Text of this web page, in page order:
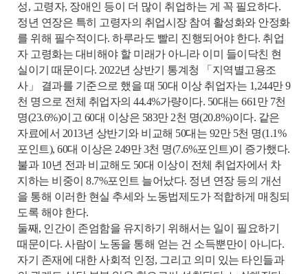
성, 고령자, 장애인 등이 더 많이 취업하는 게 꼭 필요하다.
정년 연장은 특히 고령자의 취업시장 참여 활성화와 안정화
를 위해 필수적이다. 하루라도 빨리 진행되어야 한다. 취업
자 고령화는 대비해야 할 미래가 아니라 이미 들이닥친 현
실이기 때문이다. 2022년 상반기 통계청 「지역별고용조
사」 결과를 기준으로 했을 때 50대 이상 취업자는 1,244만 9
천 명으로 전체 취업자의 44.4%가량이다. 50대는 661만 7천
명(23.6%)이고 60대 이상은 583만 2천 명(20.8%)이다. 같은
자료에서 2013년 상반기와 비교해 50대는 92만 5천 명(1.1%
포인트), 60대 이상은 249만 3천 명(7.6%포인트)이 증가했다.
불과 10년 전과 비교해도 50대 이상이 전체 취업자에서 차
지하는 비중이 8.7%포인트 늘어났다. 정년 연장 등의 개선
을 통해 이러한 현실 추세와 노동법제도가 적합하게 매칭되
도록 해야 한다.
둘째, 인간이 존엄함을 유지하기 위해서는 일이 필요하기
때문이다. 사람이 노동을 통해 얻는 건 소득뿐만이 아니다.
자기 존재에 대한 사회적 인정, 그리고 의미 있는 타인들과